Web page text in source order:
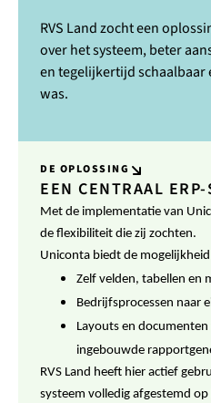
RVS Land zocht een
over het systeem, beter
en tegelijkertijd
was.
DE OPLOSSING
EEN CENTRAAL ERP-
Met de implementatie van
de flexibiliteit die zij zochten.
Uniconta biedt de
Zelf velden, tabellen en
Bedrijfsprocessen naar
Layouts en
ingebouwde
RVS Land heeft hier actief
systeem volledig afgestemd